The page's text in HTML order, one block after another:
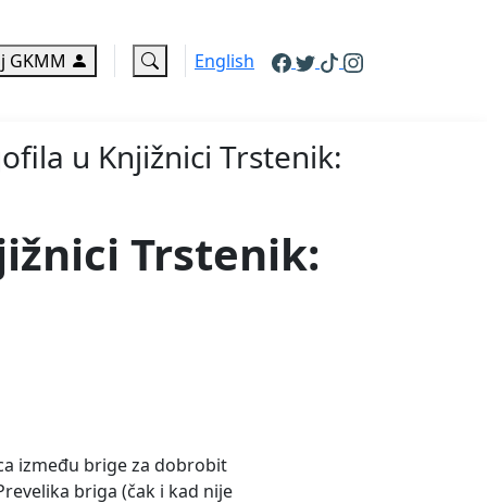
GKMM English
u Knjižnici Trstenik:
Trstenik:
između brige za dobrobit
briga (čak i kad nije